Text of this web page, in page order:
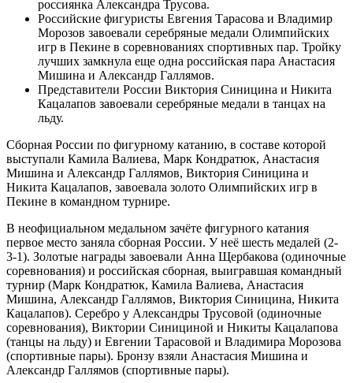
россиянка Александра Трусова.
Российские фигуристы Евгения Тарасова и Владимир
Морозов завоевали серебряные медали Олимпийских
игр в Пекине в соревнованиях спортивных пар. Тройку
лучших замкнула еще одна российская пара Анастасия
Мишина и Александр Галлямов.
Представители России Виктория Синицина и Никита
Кацалапов завоевали серебряные медали в танцах на
льду.
Сборная России по фигурному катанию, в составе которой
выступали Камила Валиева, Марк Кондратюк, Анастасия
Мишина и Александр Галлямов, Виктория Синицина и
Никита Кацалапов, завоевала золото Олимпийских игр в
Пекине в командном турнире.
В неофициальном медальном зачёте фигурного катания
первое место заняла сборная России. У неё шесть медалей (2-
3-1). Золотые награды завоевали Анна Щербакова (одиночные
соревнования) и российская сборная, выигравшая командный
турнир (Марк Кондратюк, Камила Валиева, Анастасия
Мишина, Александр Галлямов, Виктория Синицина, Никита
Кацалапов). Серебро у Александры Трусовой (одиночные
соревнования), Виктории Синициной и Никиты Кацалапова
(танцы на льду) и Евгении Тарасовой и Владимира Морозова
(спортивные пары). Бронзу взяли Анастасия Мишина и
Александр Галлямов (спортивные пары).